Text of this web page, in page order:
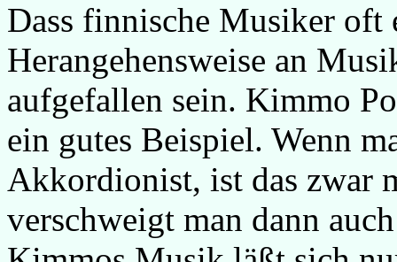
Dass finnische Musiker oft
Herangehensweise an
aufgefallen sein. Kimmo
ein gutes Beispiel. Wenn
Akkordionist, ist das zwar
verschweigt man dann